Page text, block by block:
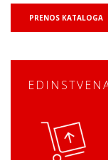
PRENOS KATALOGA